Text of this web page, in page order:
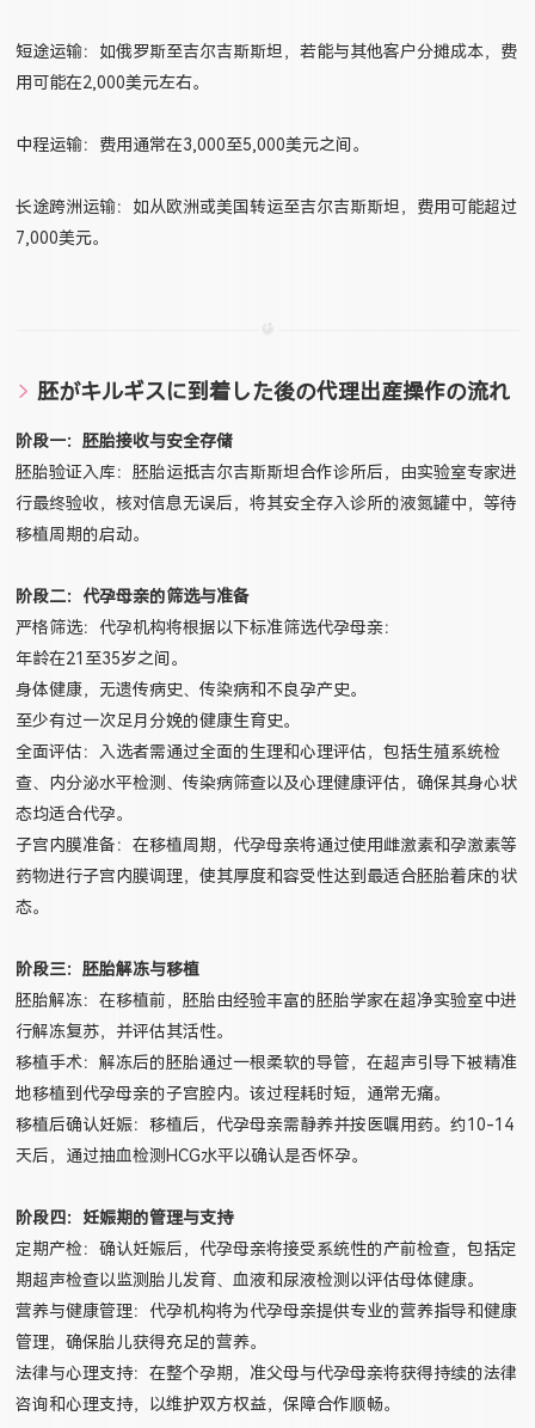
短途运输：如俄罗斯至吉尔吉斯斯坦，若能与其他客户分摊成本，费
用可能在2,000美元左右。
中程运输：费用通常在3,000至5,000美元之间。
长途跨洲运输：如从欧洲或美国转运至吉尔吉斯斯坦，费用可能超过
7,000美元。
胚がキルギスに到着した後の代理出産操作の流れ
阶段一：胚胎接收与安全存储
胚胎验证入库：胚胎运抵吉尔吉斯斯坦合作诊所后，由实验室专家进
行最终验收，核对信息无误后，将其安全存入诊所的液氮罐中，等待
移植周期的启动。
阶段二：代孕母亲的筛选与准备
严格筛选：代孕机构将根据以下标准筛选代孕母亲：
年龄在21至35岁之间。
身体健康，无遗传病史、传染病和不良孕产史。
至少有过一次足月分娩的健康生育史。
全面评估：入选者需通过全面的生理和心理评估，包括生殖系统检
查、内分泌水平检测、传染病筛查以及心理健康评估，确保其身心状
态均适合代孕。
子宫内膜准备：在移植周期，代孕母亲将通过使用雌激素和孕激素等
药物进行子宫内膜调理，使其厚度和容受性达到最适合胚胎着床的状
态。
阶段三：胚胎解冻与移植
胚胎解冻：在移植前，胚胎由经验丰富的胚胎学家在超净实验室中进
行解冻复苏，并评估其活性。
移植手术：解冻后的胚胎通过一根柔软的导管，在超声引导下被精准
地移植到代孕母亲的子宫腔内。该过程耗时短，通常无痛。
移植后确认妊娠：移植后，代孕母亲需静养并按医嘱用药。约10-14
天后，通过抽血检测HCG水平以确认是否怀孕。
阶段四：妊娠期的管理与支持
定期产检：确认妊娠后，代孕母亲将接受系统性的产前检查，包括定
期超声检查以监测胎儿发育、血液和尿液检测以评估母体健康。
营养与健康管理：代孕机构将为代孕母亲提供专业的营养指导和健康
管理，确保胎儿获得充足的营养。
法律与心理支持：在整个孕期，准父母与代孕母亲将获得持续的法律
咨询和心理支持，以维护双方权益，保障合作顺畅。